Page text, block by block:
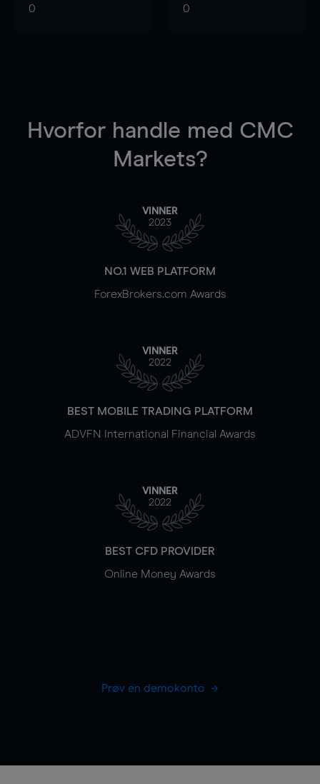
0 0
Hvorfor handle med CMC
Markets?
VINNER
2023
NO.1 WEB PLATFORM
ForexBrokers.com Awards
VINNER
2022
BEST MOBILE TRADING PLATFORM
ADVFN International Financial Awards
VINNER
2022
BEST CFD PROVIDER
Online Money Awards
Prøv en demokonto